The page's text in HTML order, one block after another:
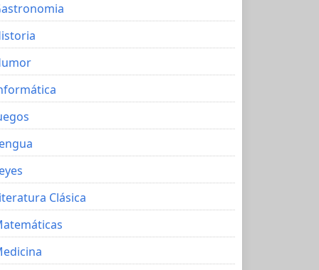
Clásica